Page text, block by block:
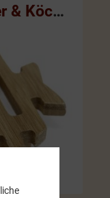
Seifenschalen, Spender & Köcher